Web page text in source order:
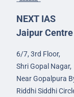
NEXT IAS
Jaipur Centre
6/7, 3rd Floor,
Shri Gopal Nagar,
Near Gopalpura
Riddhi Siddhi